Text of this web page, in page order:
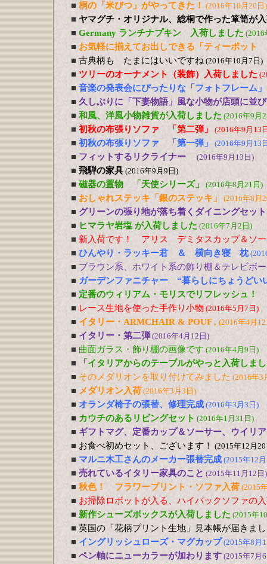
■ 桐の「米びつ」がやってきた！ (2016年10月20日)
■ ヤマグチ・オリジナル、総桐で作った箪笥が
■ Germany ランチナプキン 入荷しました (2016
■ お気軽に揃えてお出しできる「ティーポッ
■ 古典柄も たまにはいいですね (2016年10月7日)
■ ツリーのオーナメント（装飾）入荷しました
■ 音楽の発表会にぴったりな「フォトフレーム
■ 久しぶりに「下妻物語」風な小物が店頭に並
■ 和風、洋風小物雑貨が入荷しました (2016年9月
■ 初秋の布張りソファ 「第二弾」 (2016年9月13
■ 初秋の布張りソファ 「第一弾」 (2016年9月13
■ フィットするリクライナー (2016年9月13日)
■ 飛騨の家具 (2016年9月9日)
■ 磁器の置物 「天使シリーズ」 (2016年8月21日)
■ おしゃれステッキ「銀のステッキ」 (2016年8月
■ グリーンの張り地が落ち着くダイニングセッ
■ ヒマラヤ岩塩 が入荷しました (2016年7月2日)
■ 新入荷です！ アリス デミタスカップ＆ソ
■ ひんやり・ラッキー君 ＆ 横向き寝 枕
■ ブラウン系、ホワイト系の飾り棚＆テレビボ
■ ガーデンファニチャー “暮らしにちょうど
■ 定番のウィリアム・モリスでリフレッシュ！
■ レース生地を使った手作り小物 (2016年5月7日)
■ イタリー・ARMCHAIR & POUF , (2016年4月
■ イタリー・第二弾 (2016年4月12日)
■ 曲面ガラス・飾り棚の画像です (2016年4月9日)
■
「イタリアからのテーブルがやっと入荷しま
■ そのメダリオンを取り付けてみました (2016年3
■ メダリオン入荷 (2016年3月3日)
■ オランダ椅子の張替、修理完成 (2016年3月3日)
■ カウチのあるリビングセット (2016年1月31日)
■ ギフトマグ、定番カップ＆ソーサー、ウイリ
■ お食べ初めセット、ございます！ (2015年12月
■ マルニ木工さんのメーカー張替完成 (2015年12
■ 売れているイタリー家具のこと (2015年11月12日)
■ 秋色！ フラワープリント・ソファ入荷 (2015
■ お掃除ロボットが入る、ハイバックソファの
■ 新作シューズボックスが入荷しました (2015年
■ 英国の「花柄プリント生地」見本帳が届きま
■ イングリッシュローズ・マグカップ (2015年8月
■ ペン軸にニューカラーが加わります (2015年7月